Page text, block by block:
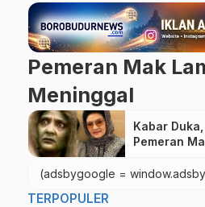
Pemeran Mak
Meninggal
Kabar
Pemeran
(adsbygoogle =
TERPOPULER